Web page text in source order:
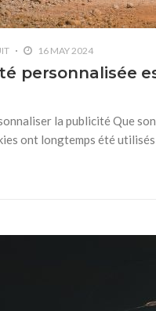
16 MAY 2024
personnalisée
la publicité Que
ont longtemps été